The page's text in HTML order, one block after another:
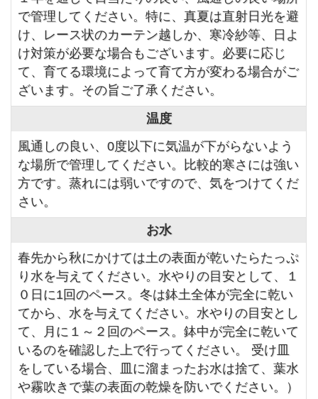
で管理してください。特に、真夏は直射日光を避
け、レース状のカーテン越しか、寒冷紗等、日よ
け対策が必要な場合もございます。必要に応じ
て、育てる環境によって育て方が変わる場合がご
ざいます。その旨ご了承ください。
温度
風通しの良い、0度以下に気温が下がらないよう
な場所で管理してください。比較的寒さには強い
方です。蒸れには弱いですので、気をつけてくだ
さい。
お水
春先から秋にかけては土の表面が乾いたらたっぷ
り水を与えてください。水やりの目安として、１
０日に1回のペース。冬は鉢土全体が完全に乾い
てから、水を与えてください。水やりの目安とし
て、月に１～２回のペース。鉢中が完全に乾いて
いるのを確認した上で行ってください。 受け皿
をしている場合、皿に溜まったお水は捨て、葉水
や霧吹きで葉の表面の乾燥を防いでください。）